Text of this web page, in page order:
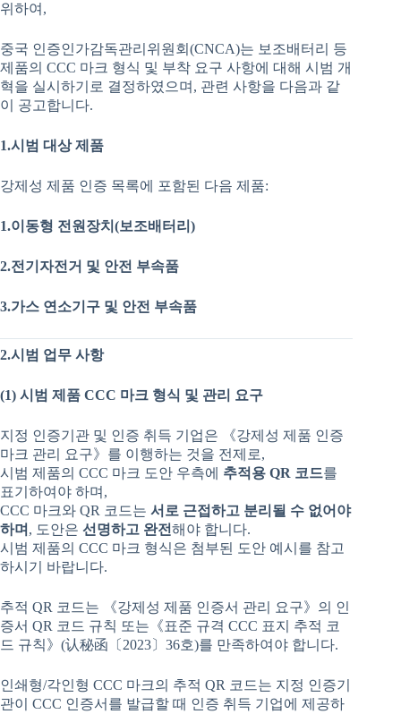
위하여,
중국 인증인가감독관리위원회(CNCA)는 보조배터리 등
제품의 CCC 마크 형식 및 부착 요구 사항에 대해 시범 개
혁을 실시하기로 결정하였으며, 관련 사항을 다음과 같
이 공고합니다.
1.시범 대상 제품
강제성 제품 인증 목록에 포함된 다음 제품:
1.이동형 전원장치 (보조배터리 )
2.전기자전거 및 안전 부속품
3.가스 연소기구 및 안전 부속품
2.시범 업무 사항
(1) 시범 제품 CCC 마크 형식 및 관리 요구
지정 인증기관 및 인증 취득 기업은 《강제성 제품 인증
마크 관리 요구》를 이행하는 것을 전제로,
시범 제품의 CCC 마크 도안 우측에 추적용 QR 코드를
표기하여야 하며,
CCC 마크와 QR 코드는 서로 근접하고 분리될 수 없어야
하며 , 도안은 선명하고 완전해야 합니다.
시범 제품의 CCC 마크 형식은 첨부된 도안 예시를 참고
하시기 바랍니다.
추적 QR 코드는 《강제성 제품 인증서 관리 요구》의 인
증서 QR 코드 규칙 또는《표준 규격 CCC 표지 추적 코
드 규칙》(认秘函〔2023〕36호)를 만족하여야 합니다.
인쇄형/각인형 CCC 마크의 추적 QR 코드는 지정 인증기
관이 CCC 인증서를 발급할 때 인증 취득 기업에 제공하